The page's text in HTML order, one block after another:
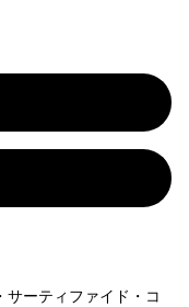
ーティファイド・コ